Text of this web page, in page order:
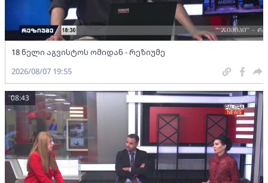
18 წელი აგვისტოს ომიდან - რეზიუმე
2026/08/07 19:55
08:43